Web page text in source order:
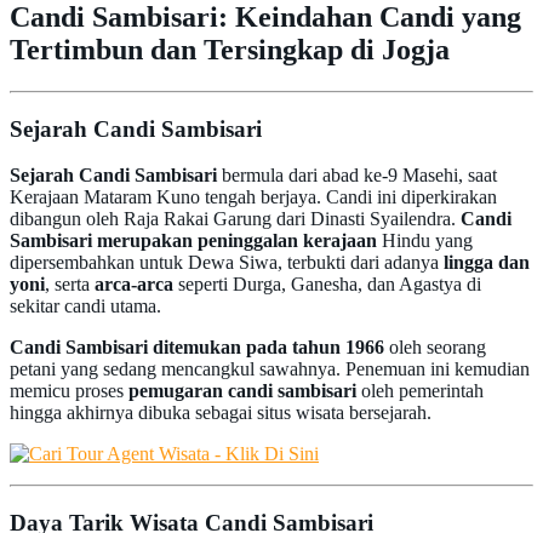
Candi Sambisari: Keindahan Candi yang
Tertimbun dan Tersingkap di Jogja
Sejarah Candi Sambisari
Sejarah Candi Sambisaribermula dari abad ke-9 Masehi, saat
Kerajaan Mataram Kuno tengah berjaya. Candi ini diperkirakan
dibangun oleh Raja Rakai Garung dari Dinasti Syailendra. Candi
Sambisari merupakan peninggalan kerajaan Hindu yang
dipersembahkan untuk Dewa Siwa, terbukti dari adanya lingga dan
yoni, serta arca-arca seperti Durga, Ganesha, dan Agastya di
sekitar candi utama.
Candi Sambisari ditemukan pada tahun 1966 oleh seorang
petani yang sedang mencangkul sawahnya. Penemuan ini kemudian
memicu proses pemugaran candi sambisarioleh pemerintah
hingga akhirnya dibuka sebagai situs wisata bersejarah.
Daya Tarik Wisata Candi Sambisari